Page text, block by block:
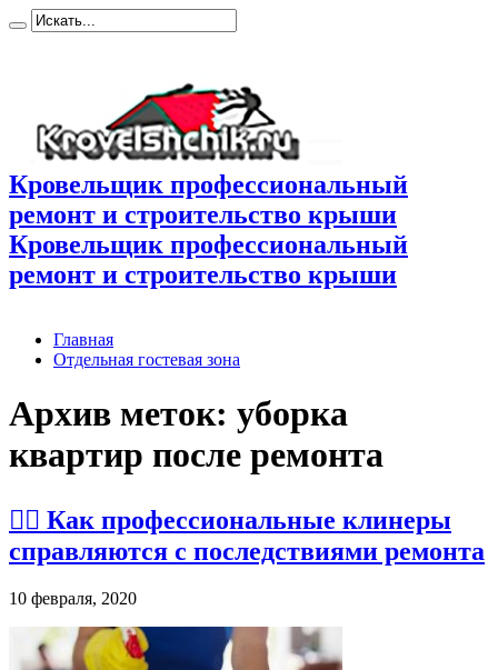
Кровельщик профессиональный
ремонт и строительство крыши
Кровельщик профессиональный
ремонт и строительство крыши
Главная
Отдельная гостевая зона
Архив меток: уборка
квартир после ремонта
👉🏽 Как профессиональные клинеры
справляются с последствиями ремонта
10 февраля, 2020